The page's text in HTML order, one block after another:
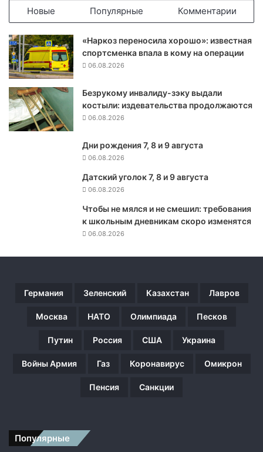
Р
Ф
с
т
а
л
н
Новые Популярные Комментарии
«Наркоз переносила хорошо»: известная
спортсменка впала в кому на операции
06.08.2026
Безрукому инвалиду-зэку выдали
костыли: издевательства продолжаются
06.08.2026
Дни рождения 7, 8 и 9 августа
06.08.2026
Датский уголок 7, 8 и 9 августа
06.08.2026
Чтобы не мялся и не смешил: требования
к школьным дневникам скоро изменятся
06.08.2026
Германия Зеленский Казахстан Лавров
Москва НАТО Олимпиада Песков
Путин Россия США Украина
Войны Армия Газ Коронавирус Омикрон
Пенсия Санкции
Популярные